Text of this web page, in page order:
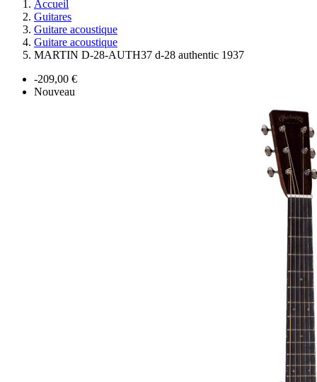
Accueil
Guitares
Guitare acoustique
Guitare acoustique
MARTIN D-28-AUTH37 d-28 authentic 1937
-209,00 €
Nouveau